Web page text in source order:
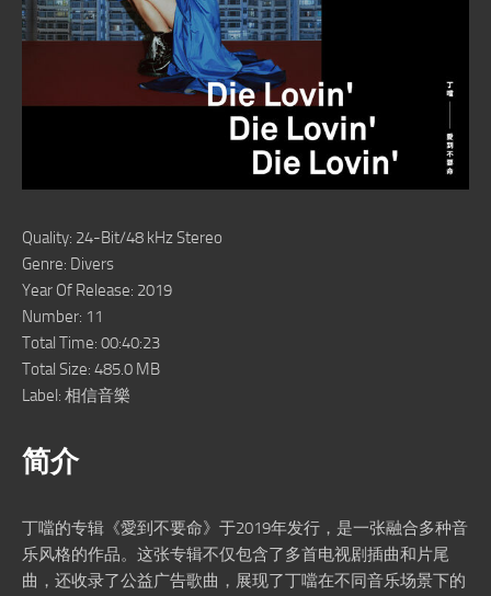
Quality: 24-Bit/48 kHz Stereo
Genre: Divers
Year Of Release: 2019
Number: 11
Total Time: 00:40:23
Total Size: 485.0 MB
Label: 相信音樂
简介
丁噹的专辑《愛到不要命》于2019年发行，是一张融合多种音
乐风格的作品。这张专辑不仅包含了多首电视剧插曲和片尾
曲，还收录了公益广告歌曲，展现了丁噹在不同音乐场景下的